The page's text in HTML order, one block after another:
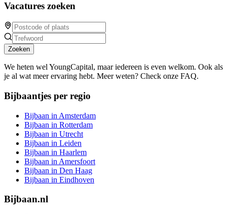
Vacatures zoeken
Zoeken
We heten wel YoungCapital, maar iedereen is even welkom. Ook als
je al wat meer ervaring hebt. Meer weten? Check onze FAQ.
Bijbaantjes per regio
Bijbaan in Amsterdam
Bijbaan in Rotterdam
Bijbaan in Utrecht
Bijbaan in Leiden
Bijbaan in Haarlem
Bijbaan in Amersfoort
Bijbaan in Den Haag
Bijbaan in Eindhoven
Bijbaan.nl